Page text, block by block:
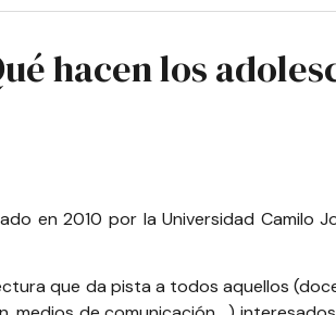
hacen los
en 2010 por la Universidad
que da pista a todos aquellos